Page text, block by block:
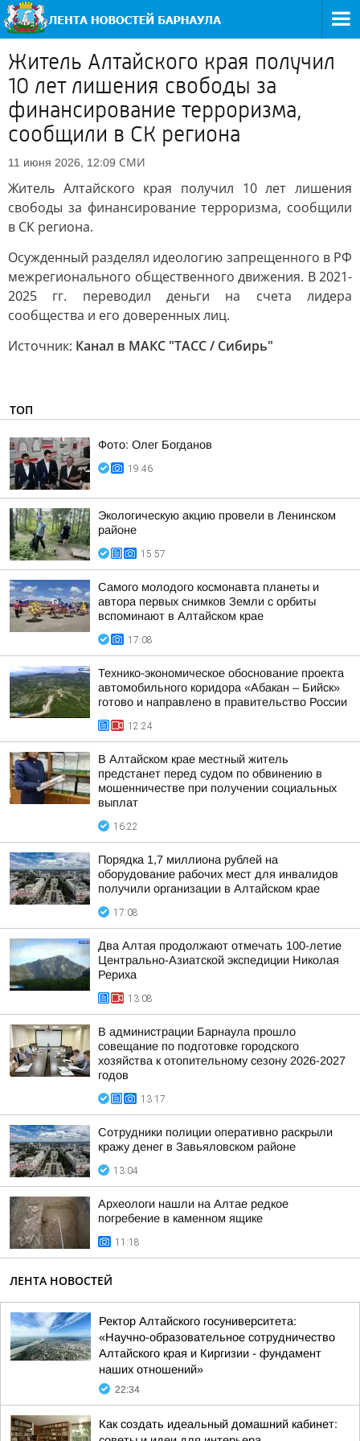
Житель Алтайского края получил
10 лет лишения свободы за
финансирование терроризма,
сообщили в СК региона
11 июня 2026, 12:09 СМИ
Житель Алтайского края получил 10 лет лишения
свободы за финансирование терроризма, сообщили
в СК региона.
Осужденный разделял идеологию запрещенного в РФ
межрегионального общественного движения. В 2021-
2025 гг. переводил деньги на счета лидера
сообщества и его доверенных лиц.
Источник: Канал в МАКС "ТАСС / Сибирь"
ТОП
Фото: Олег Богданов
19:46
Экологическую акцию провели в Ленинском
районе
15:57
Самого молодого космонавта планеты и
автора первых снимков Земли с орбиты
вспоминают в Алтайском крае
17:08
Технико-экономическое обоснование проекта
автомобильного коридора «Абакан – Бийск»
готово и направлено в правительство России
12:24
В Алтайском крае местный житель
предстанет перед судом по обвинению в
мошенничестве при получении социальных
выплат
16:22
Порядка 1,7 миллиона рублей на
оборудование рабочих мест для инвалидов
получили организации в Алтайском крае
17:08
Два Алтая продолжают отмечать 100-летие
Центрально-Азиатской экспедиции Николая
Рериха
13:08
В администрации Барнаула прошло
совещание по подготовке городского
хозяйства к отопительному сезону 2026-2027
годов
13:17
Сотрудники полиции оперативно раскрыли
кражу денег в Завьяловском районе
13:04
Археологи нашли на Алтае редкое
погребение в каменном ящике
11:18
ЛЕНТА НОВОСТЕЙ
Ректор Алтайского госуниверситета:
«Научно-образовательное сотрудничество
Алтайского края и Киргизии - фундамент
наших отношений»
22:34
Как создать идеальный домашний кабинет: